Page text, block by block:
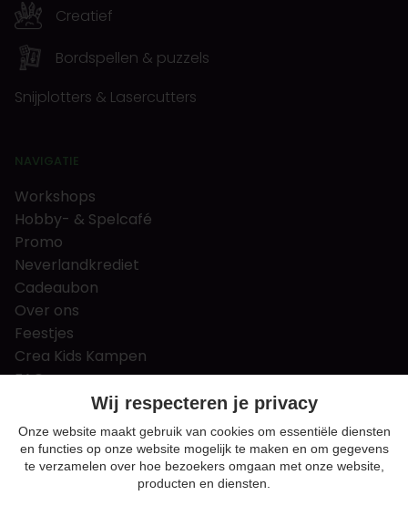
Creatief
Bordspellen & puzzels
Snijplotters & Lasercutters
NAVIGATIE
Workshops
Hobby- & Spelcafé
Promo
Neverlandkrediet
Cadeaubon
Over ons
Feestjes
Crea Kids Kampen
FAQ
Tips & tricks
Contact
Nieuws & Vacatures
Wij respecteren je privacy
Onze website maakt gebruik van cookies om essentiële diensten
en functies op onze website mogelijk te maken en om gegevens
te verzamelen over hoe bezoekers omgaan met onze website,
producten en diensten.